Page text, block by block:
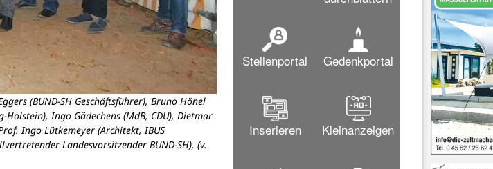
(BUND-SH Geschäftsführer), Bruno Hönel
Ingo Gädechens (MdB, CDU), Dietmar
Ingo Lütkemeyer (Architekt, IBUS
Landesvorsitzender BUND-SH), (v.
Aktuelle Ansicht: Der
Stellenportal Gedenkportal
Inserieren Kleinanzeigen